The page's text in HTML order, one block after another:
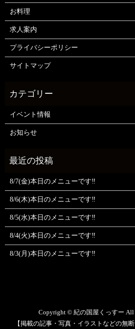
お料理
求人案内
プライバシーポリシー
サイトマップ
イベント情報
お知らせ
8/7(金)本日のメニューです‼️
8/6(木)本日のメニューです‼️
8/5(水)本日のメニューです‼️
8/4(火)本日のメニューです‼️
8/3(月)本日のメニューです‼️
Copyright © 紀の国屋くっすー All
【掲載の記事・写真・イラストなどの無